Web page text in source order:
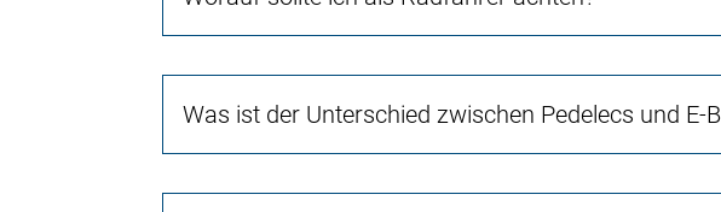
Was ist der Unterschied zwischen Pedelecs und E-